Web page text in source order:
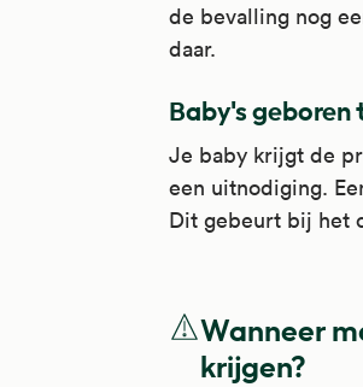
de bevalling nog
daar.
Baby's geboren
Je baby krijgt de
een uitnodiging.
Dit gebeurt bij het
Wanneer
krijgen?